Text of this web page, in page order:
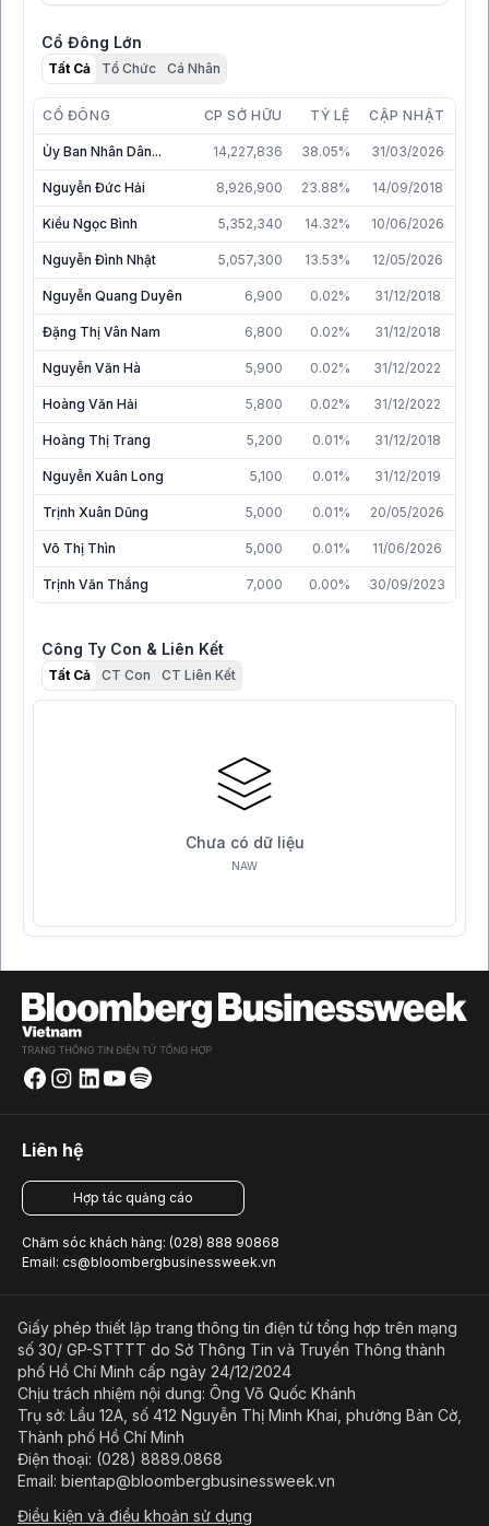
Cổ Đông Lớn
Tất Cả Tổ Chức Cá Nhân
CỔ ĐÔNG CP SỞ HỮU TỶ LỆ CẬP NHẬT
Ủy Ban Nhân Dân... 14,227,836 38.05% 31/03/2026
Nguyễn Đức Hải 8,926,900 23.88% 14/09/2018
Kiều Ngọc Bình 5,352,340 14.32% 10/06/2026
Nguyễn Đình Nhật 5,057,300 13.53% 12/05/2026
Nguyễn Quang Duyên 6,900 0.02% 31/12/2018
Đặng Thị Vân Nam 6,800 0.02% 31/12/2018
Nguyễn Văn Hà 5,900 0.02% 31/12/2022
Hoàng Văn Hải 5,800 0.02% 31/12/2022
Hoàng Thị Trang 5,200 0.01% 31/12/2018
Nguyễn Xuân Long 5,100 0.01% 31/12/2019
Trịnh Xuân Dũng 5,000 0.01% 20/05/2026
Võ Thị Thìn 5,000 0.01% 11/06/2026
Trịnh Văn Thắng 7,000 0.00% 30/09/2023
Công Ty Con & Liên Kết
Tất Cả CT Con CT Liên Kết
Chưa có dữ liệu
NAW
Liên hệ
Hợp tác quảng cáo
Chăm sóc khách hàng: (028) 888 90868
Email: cs@bloombergbusinessweek.vn
Giấy phép thiết lập trang thông tin điện tử tổng hợp trên mạng
số 30/ GP-STTTT do Sở Thông Tin và Truyền Thông thành
phố Hồ Chí Minh cấp ngày 24/12/2024
Chịu trách nhiệm nội dung: Ông Võ Quốc Khánh
Trụ sở: Lầu 12A, số 412 Nguyễn Thị Minh Khai, phường Bàn Cờ,
Thành phố Hồ Chí Minh
Điện thoại: (028) 8889.0868
Email: bientap@bloombergbusinessweek.vn
Điều kiện và điều khoản sử dụng